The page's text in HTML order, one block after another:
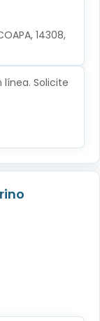
14308,
Solicite